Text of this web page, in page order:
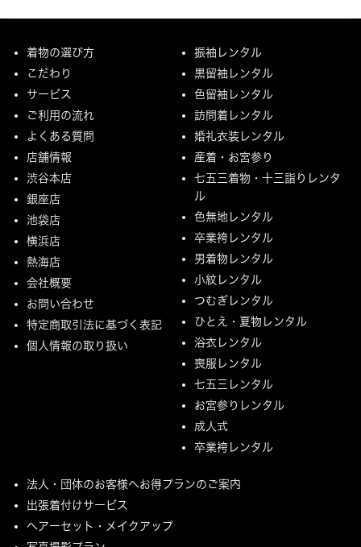
着物の選び方
こだわり
サービス
ご利用の流れ
よくある質問
店舗情報
渋谷本店
銀座店
池袋店
横浜店
熱海店
会社概要
お問い合わせ
特定商取引法に基づく表記
個人情報の取り扱い
振袖レンタル
黒留袖レンタル
色留袖レンタル
訪問着レンタル
婚礼衣装レンタル
産着・お宮参り
七五三着物・十三詣りレンタ
ル
色無地レンタル
卒業袴レンタル
男着物レンタル
小紋レンタル
つむぎレンタル
ひとえ・夏物レンタル
浴衣レンタル
喪服レンタル
七五三レンタル
お宮参りレンタル
成人式
卒業袴レンタル
法人・団体のお客様へお得プランのご案内
出張着付けサービス
ヘアーセット・メイクアップ